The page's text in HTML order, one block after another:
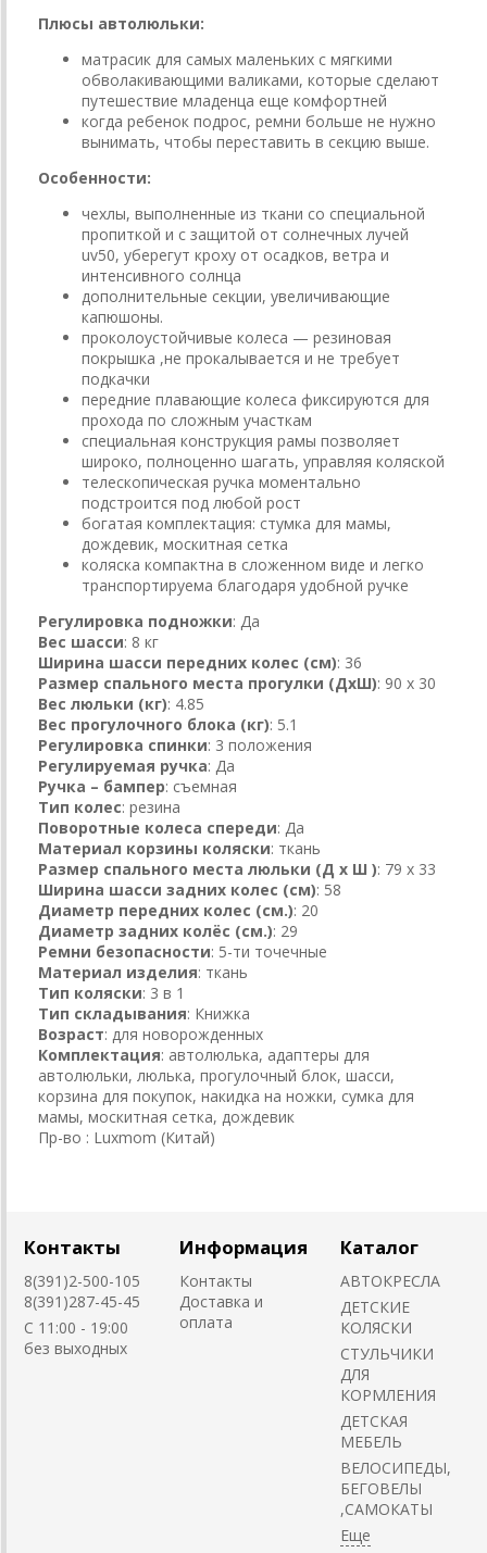
Плюсы автолюльки:
матрасик для самых маленьких с мягкими
обволакивающими валиками, которые сделают
путешествие младенца еще комфортней
когда ребенок подрос, ремни больше не нужно
вынимать, чтобы переставить в секцию выше.
Особенности:
чехлы, выполненные из ткани со специальной
пропиткой и с защитой от солнечных лучей
uv50, уберегут кроху от осадков, ветра и
интенсивного солнца
дополнительные секции, увеличивающие
капюшоны.
проколоустойчивые колеса — резиновая
покрышка ,не прокалывается и не требует
подкачки
передние плавающие колеса фиксируются для
прохода по сложным участкам
специальная конструкция рамы позволяет
широко, полноценно шагать, управляя коляской
телескопическая ручка моментально
подстроится под любой рост
богатая комплектация: стумка для мамы,
дождевик, москитная сетка
коляска компактна в сложенном виде и легко
транспортируема благодаря удобной ручке
Регулировка подножки: Да
Вес шасси: 8 кг
Ширина шасси передних колес (см): 36
Размер спального места прогулки (ДхШ): 90 x 30
Вес люльки (кг): 4.85
Вес прогулочного блока (кг): 5.1
Регулировка спинки: 3 положения
Регулируемая ручка: Да
Ручка – бампер: съемная
Тип колес: резина
Поворотные колеса спереди: Да
Материал корзины коляски: ткань
Размер спального места люльки (Д x Ш ): 79 x 33
Ширина шасси задних колес (см): 58
Диаметр передних колес (см.): 20
Диаметр задних колёс (см.): 29
Ремни безопасности: 5-ти точечные
Материал изделия: ткань
Тип коляски: 3 в 1
Тип складывания: Книжка
Возраст: для новорожденных
Комплектация: автолюлька, адаптеры для
автолюльки, люлька, прогулочный блок, шасси,
корзина для покупок, накидка на ножки, сумка для
мамы, москитная сетка, дождевик
Пр-во : Luxmom (Китай)
Контакты
8(391)2-500-105
8(391)287-45-45
C 11:00 - 19:00
без выходных
Информация
Контакты
Доставка и
оплата
Каталог
АВТОКРЕСЛА
ДЕТСКИЕ
КОЛЯСКИ
CТУЛЬЧИКИ
ДЛЯ
КОРМЛЕНИЯ
ДЕТСКАЯ
МЕБЕЛЬ
ВЕЛОСИПЕДЫ,
БЕГОВЕЛЫ
,САМОКАТЫ